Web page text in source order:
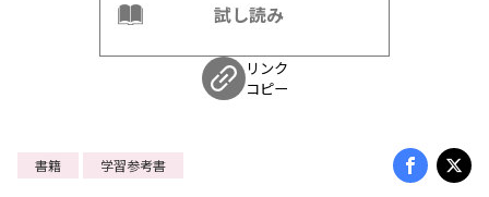
試し読み
リンク
コピー
書籍 学習参考書